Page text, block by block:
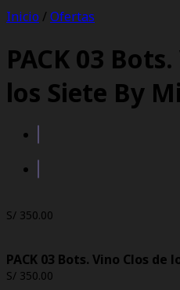
Inicio / Ofertas
PACK 03
los Siete By
S/ 350.00
PACK 03 Bots. Vino Clos
S/ 350.00